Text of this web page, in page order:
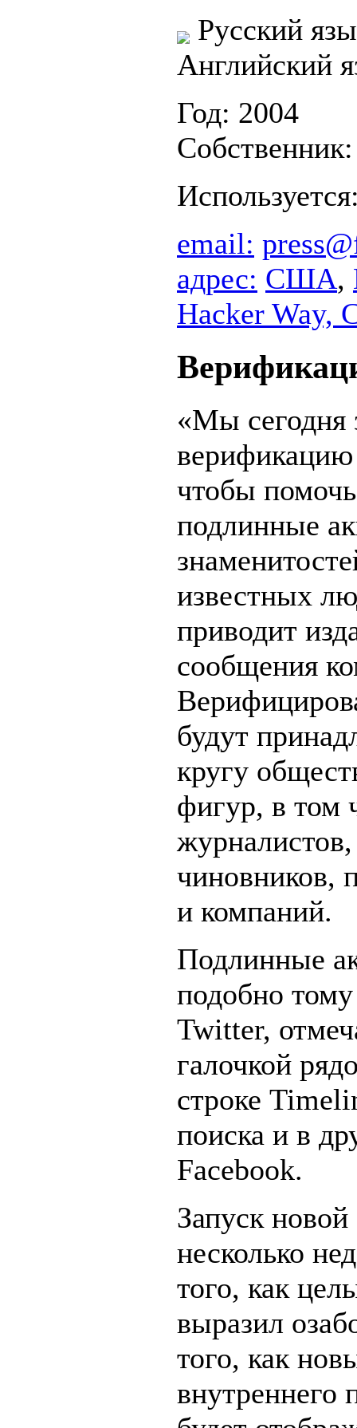
Русский
Английский
Год: 2004
email:
адрес: США,
Hacker Way,
«Мы сегодня
верификацию
чтобы
подлинные
известных
приводит
сообщения
будут
кругу
фигур, в том
чиновников,
и компаний.
Подлинные
подобно тому
Twitter,
галочкой
строке
поиска и в
Facebook.
Запуск
несколько
того, как
выразил
того, как
внутреннего